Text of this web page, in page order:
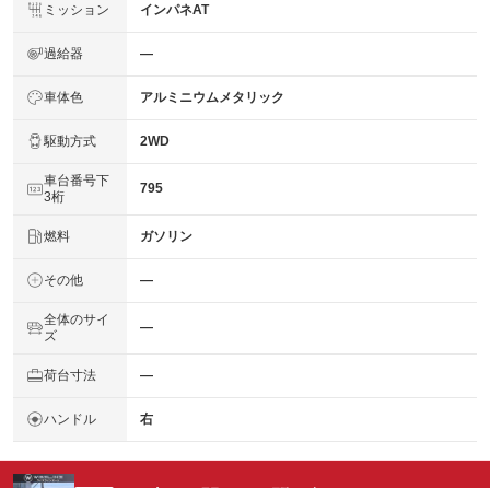
ミッション インパネAT
過給器 ―
車体色 アルミニウムメタリック
駆動方式 2WD
車台番号下
3桁
795
燃料 ガソリン
その他 ―
全体のサイ
ズ
―
荷台寸法 ―
ハンドル 右